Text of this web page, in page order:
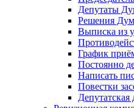
Депутаты
Решения
Выписка из
График
Постоянно
Написать
Повестки
Депутатская